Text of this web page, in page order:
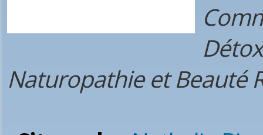
Naturopathie et Beauté